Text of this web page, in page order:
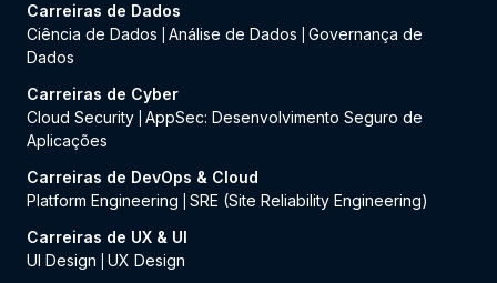
Carreiras de Dados
Ciência de Dados
Análise de Dados
Governança de
Dados
Carreiras de Cyber
Cloud Security AppSec: Desenvolvimento Seguro de
Aplicações
Carreiras de DevOps & Cloud
Platform Engineering
SRE (Site Reliability Engineering)
Carreiras de UX & UI
UI Design
UX Design